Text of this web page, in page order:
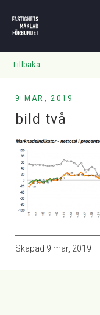
Tillbaka
9 MAR, 2019
bild två
Skapad 9 mar, 2019